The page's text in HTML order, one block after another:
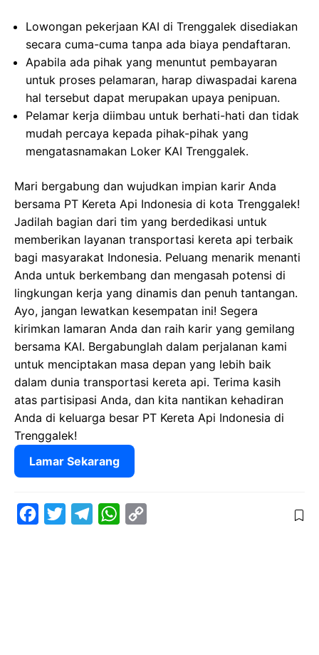
Lowongan pekerjaan KAI di Trenggalek disediakan
secara cuma-cuma tanpa ada biaya pendaftaran.
Apabila ada pihak yang menuntut pembayaran
untuk proses pelamaran, harap diwaspadai karena
hal tersebut dapat merupakan upaya penipuan.
Pelamar kerja diimbau untuk berhati-hati dan tidak
mudah percaya kepada pihak-pihak yang
mengatasnamakan Loker KAI Trenggalek.
Mari bergabung dan wujudkan impian karir Anda
bersama PT Kereta Api Indonesia di kota Trenggalek!
Jadilah bagian dari tim yang berdedikasi untuk
memberikan layanan transportasi kereta api terbaik
bagi masyarakat Indonesia. Peluang menarik menanti
Anda untuk berkembang dan mengasah potensi di
lingkungan kerja yang dinamis dan penuh tantangan.
Ayo, jangan lewatkan kesempatan ini! Segera
kirimkan lamaran Anda dan raih karir yang gemilang
bersama KAI. Bergabunglah dalam perjalanan kami
untuk menciptakan masa depan yang lebih baik
dalam dunia transportasi kereta api. Terima kasih
atas partisipasi Anda, dan kita nantikan kehadiran
Anda di keluarga besar PT Kereta Api Indonesia di
Trenggalek!
Lamar Sekarang
W